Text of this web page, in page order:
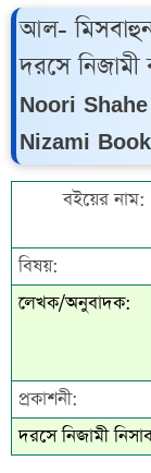
আল-
দরসে
Noori
Nizami
বইয়ের নাম:
বিষয়:
লেখক/অনুবাদক:
প্রকাশনী:
দরসে নিজামী